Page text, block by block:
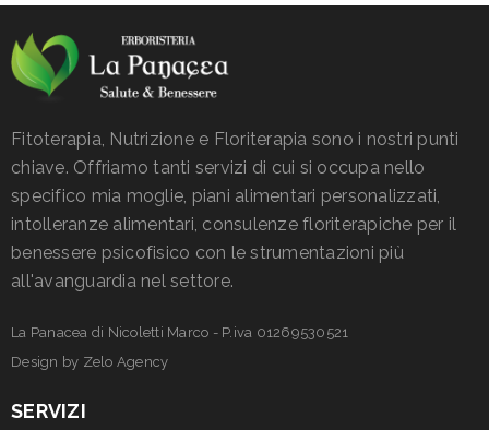
Fitoterapia, Nutrizione e Floriterapia sono i nostri punti
chiave. Offriamo tanti servizi di cui si occupa nello
specifico mia moglie, piani alimentari personalizzati,
intolleranze alimentari, consulenze floriterapiche per il
benessere psicofisico con le strumentazioni più
all'avanguardia nel settore.
La Panacea di Nicoletti Marco - P.iva 01269530521
Design by Zelo Agency
SERVIZI